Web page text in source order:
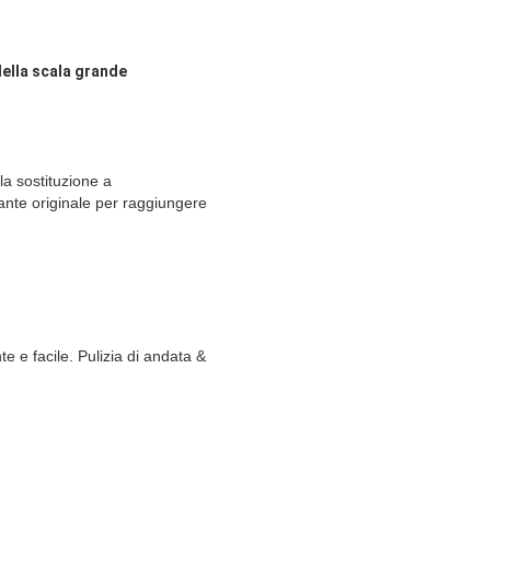
scala grande
sostituzione a
originale per raggiungere
e facile. Pulizia di andata &